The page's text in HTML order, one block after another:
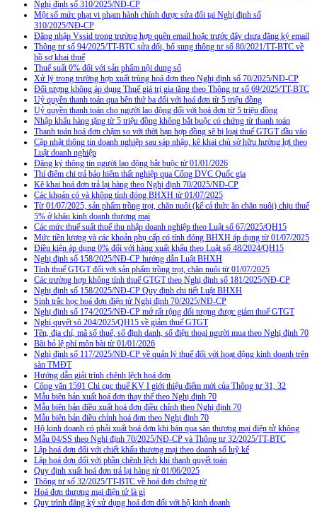
Nghị định số 310/2025/NĐ-CP
Một số mức phạt vi phạm hành chính được sửa đổi tại Nghị định số
310/2025/NĐ-CP
Đăng nhập Vssid trong trường hợp quên email hoặc trước đây chưa đăng ký email
Thông tư số 94/2025/TT-BTC sửa đổi, bổ sung thông tư số 80/2021/TT-BTC về
hồ sơ khai thuế
Thuế suất 0% đối với sản phẩm nội dung số
Xử lý trong trường hợp xuất trùng hoá đơn theo Nghị định số 70/2025/NĐ-CP
Đối tượng không áp dụng Thuế giá trị gia tăng theo Thông tư số 69/2025/TT-BTC
Uỷ quyền thanh toán qua bên thứ ba đối với hoá đơn từ 5 triệu đồng
Uỷ quyền thanh toán cho người lao động đối với hoá đơn từ 5 triệu đồng
Nhập khẩu hàng tặng từ 5 triệu đồng không bắt buộc có chứng từ thanh toán
Thanh toán hoá đơn chậm so với thời hạn hợp đồng sẽ bị loại thuế GTGT đầu vào
Cập nhật thông tin doanh nghiệp sau sáp nhập, kê khai chủ sở hữu hưởng lợi theo
Luật doanh nghiệp
Đăng ký thông tin người lao động bắt buộc từ 01/01/2026
Thí điểm chi trả bảo hiểm thất nghiệp qua Cổng DVC Quốc gia
Kê khai hoá đơn trả lại hàng theo Nghị định 70/2025/NĐ-CP
Các khoản có và không tính đóng BHXH từ 01/07/2025
Từ 01/07/2025, sản phẩm trồng trọt, chăn nuôi (kể cả thức ăn chăn nuôi) chịu thuế
5% ở khâu kinh doanh thương mại
Các mức thuế suất thuế thu nhập doanh nghiệp theo Luật số 67/2025/QH15
Mức tiền lương và các khoản phụ cấp có tính đóng BHXH áp dụng từ 01/07/2025
Điều kiện áp dụng 0% đối với hàng xuất khẩu theo Luật số 48/2024/QH15
Nghị định số 158/2025/NĐ-CP hướng dẫn Luật BHXH
Tính thuế GTGT đối với sản phẩm trồng trọt, chăn nuôi từ 01/07/2025
Các trường hợp không tính thuế GTGT theo Nghị định số 181/2025/NĐ-CP
Nghị định số 158/2025/NĐ-CP Quy định chi tiết Luật BHXH
Sinh trắc học hoá đơn điện tử Nghị định 70/2025/NĐ-CP
Nghị định số 174/2025/NĐ-CP mở rất rộng đối tượng được giảm thuế GTGT
Nghị quyết sô 204/2025/QH15 về giảm thuế GTGT
Tên, địa chỉ, mã số thuế, số định danh, số điện thoại người mua theo Nghị định 70
Bãi bỏ lệ phí môn bài từ 01/01/2026
Nghị định số 117/2025/NĐ-CP về quản lý thuế đối với hoạt động kinh doanh trên
sàn TMĐT
Hướng dẫn giải trình chênh lệch hoá đơn
Công văn 1591 Chi cục thuế KV I giới thiệu điểm mới của Thông tư 31, 32
Mẫu biên bản xuất hoá đơn thay thế theo Nghị định 70
Mẫu biên bản điều xuất hoá đơn điều chỉnh theo Nghị định 70
Mẫu biên bản điều chỉnh hoá đơn theo Nghị định 70
Hộ kinh doanh có phải xuất hoá đơn khi bán qua sàn thương mại điện tử không
Mẫu 04/SS theo Nghi định 70/2025/NĐ-CP và Thông tư 32/2025/TT-BTC
Lập hoá đơn đối với chiết khấu thương mại theo doanh số luỹ kế
Lập hoá đơn đối với phần chênh lệch khi thanh quyết toán
Quy định xuất hoá đơn trả lại hàng từ 01/06/2025
Thông tư số 32/2025/TT-BTC về hoá đơn chứng từ
Hoá đơn thương mại điện tử là gì
Quy trình đăng ký sử dụng hoá đơn đối với hộ kinh doanh